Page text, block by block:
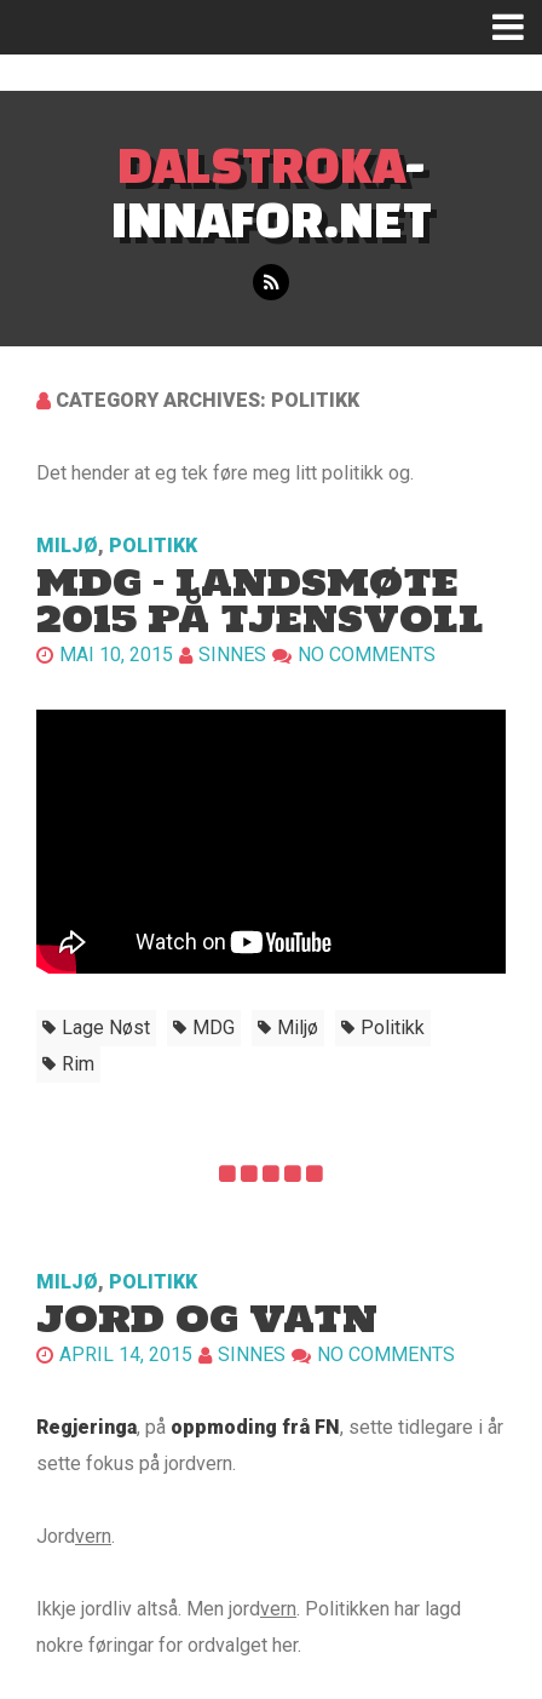
DALSTROKA-
INNAFOR.NET
CATEGORY ARCHIVES: POLITIKK
Det hender at eg tek føre meg litt politikk og.
MILJØ, POLITIKK
MDG – LANDSMØTE
2015 PÅ TJENSVOLL
MAI 10, 2015 SINNES NO COMMENTS
Lage Nøst MDG Miljø
Politikk
Rim
MILJØ, POLITIKK
JORD OG VATN
APRIL 14, 2015 SINNES NO COMMENTS
Regjeringa, på oppmoding frå FN , sette tidlegare i år
sette fokus på jordvern.
Jordvern.
Ikkje jordliv altså. Men jordvern. Politikken har lagd
nokre føringar for ordvalget her.